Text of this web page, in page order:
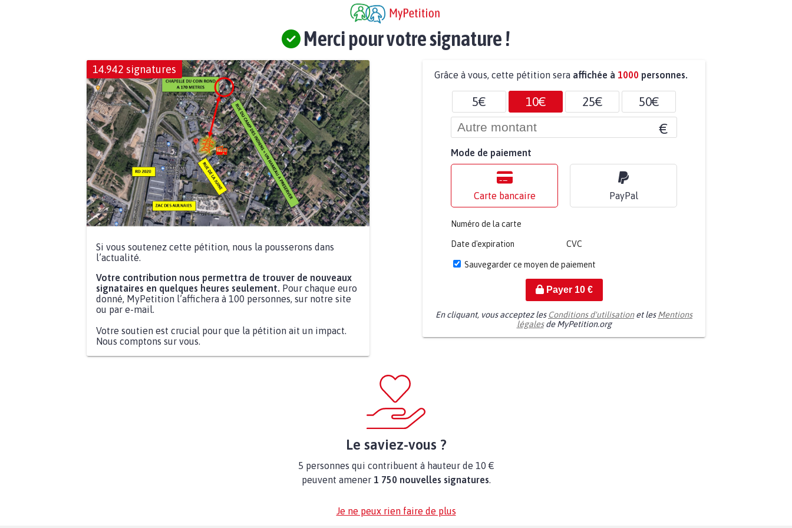
Merci pour votre signature !
14.942 signatures
Si vous soutenez cette pétition, nous la pousserons dans
l’actualité.
Votre contribution nous permettra de trouver de nouveaux
signataires en quelques heures seulement. Pour chaque euro
donné, MyPetition l’affichera à 100 personnes, sur notre site
ou par e-mail.
Votre soutien est crucial pour que la pétition ait un impact.
Nous comptons sur vous.
Grâce à vous, cette pétition sera affichée à 1000 personnes.
5€ 10€ 25€ 50€
€
Mode de paiement
Carte bancaire PayPal
Numéro de la carte
Date d'expiration CVC
Sauvegarder ce moyen de paiement
Payer 10€
En cliquant, vous acceptez les Conditions d'utilisationet lesMentions
légalesde MyPetition.org
Le saviez-vous ?
5 personnes qui contribuent à hauteur de 10 €
peuvent amener 1 750 nouvelles signatures.
Je ne peux rien faire de plus